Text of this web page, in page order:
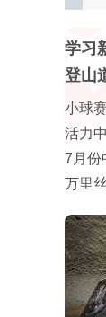
学习
登山
小球
活力
7月份
万里